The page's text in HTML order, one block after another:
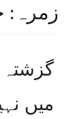
زمرہ:
میں